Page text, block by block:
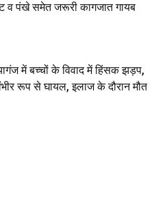
व पंखे समेत जरूरी कागजात गायब
में बच्चों के विवाद में हिंसक झड़प,
रूप से घायल, इलाज के दौरान मौत